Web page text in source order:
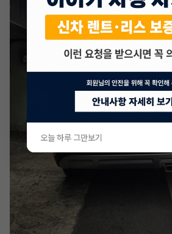
오늘 하루 그만보기